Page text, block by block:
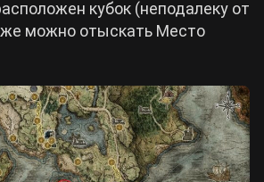
кубок (неподалеку от
можно отыскать Место